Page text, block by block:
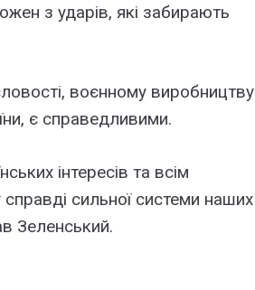
з ударів, які забирають
воєнному виробництву
є справедливими.
інтересів та всім
сильної системи наших
Зеленський.